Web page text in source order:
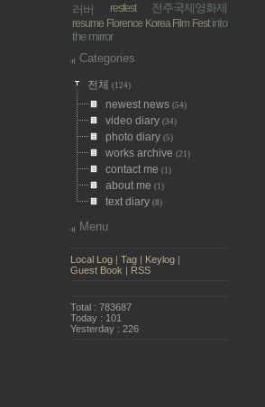
러버 resfest 전주국제영화제
resume Florence Korea Film Fest into
the mirror
Categories
전체(124)
newest news(54)
video diary(34)
photo diary(5)
works archive(21)
contact me(1)
about me(1)
text diary(8)
Menu
Local Log |Tag | Keylog |
Guest Book | RSS
Total : 783687
Today : 101
Yesterday : 226